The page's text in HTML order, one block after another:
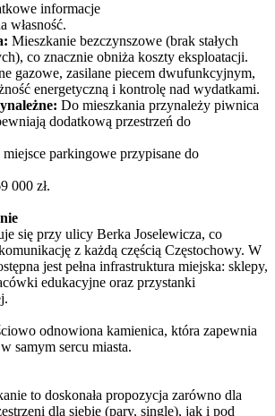
informacje
własność.
Mieszkanie bezczynszowe (brak stałych
co znacznie obniża koszty eksploatacji.
gazowe, zasilane piecem dwufunkcyjnym,
energetyczną i kontrolę nad wydatkami.
Do mieszkania przynależy piwnica
dodatkową przestrzeń do
parkingowe przypisane do
000 zł.
się przy ulicy Berka Joselewicza, co
z każdą częścią Częstochowy. W
jest pełna infrastruktura miejska: sklepy,
edukacyjne oraz przystanki
odnowiona kamienica, która zapewnia
samym sercu miasta.
to doskonała propozycja zarówno dla
dla siebie (pary, single), jak i pod